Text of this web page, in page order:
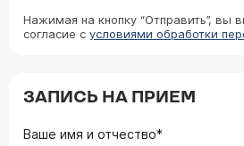
Нажимая на кнопку “Отправить”, вы
согласие с условиями обработки
ЗАПИСЬ НА ПРИЕМ
Ваше имя и отчество*